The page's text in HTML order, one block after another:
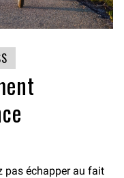
pas échapper au fait